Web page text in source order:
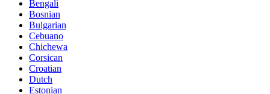
Bengali
Bosnian
Bulgarian
Cebuano
Chichewa
Corsican
Croatian
Dutch
Estonian